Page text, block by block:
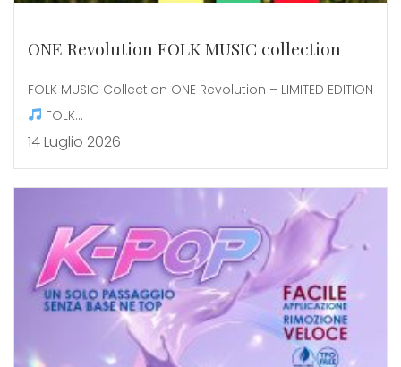
ONE Revolution FOLK MUSIC collection
FOLK MUSIC Collection ONE Revolution – LIMITED EDITION
FOLK...
14 Luglio 2026